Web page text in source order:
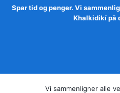
Spar tid og penger. Vi
Khalkidikí på
Vi sammenligner alle